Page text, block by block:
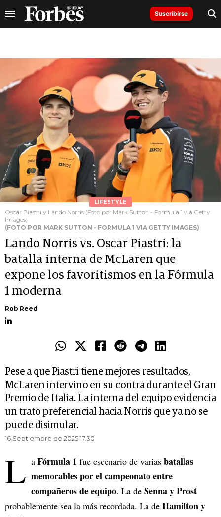
Suscribirse
LIFESTYLE
Oscar Piastri y Lando Norris (Foto por Mark Sutton - Formula 1 via Getty
Images)
(FOTO POR MARK SUTTON - FORMULA 1 VIA GETTY IMAGES)
Lando Norris vs. Oscar Piastri: la
batalla interna de McLaren que
expone los favoritismos en la Fórmula
1 moderna
Rob Reed
Pese a que Piastri tiene mejores resultados,
McLaren intervino en su contra durante el Gran
Premio de Italia. La interna del equipo evidencia
un trato preferencial hacia Norris que ya no se
puede disimular.
16 Septiembre de 2025 17.30
L a Fórmula 1 fue escenario de varias batallas
memorables por el campeonato entre
compañeros de equipo. La de Senna y Prost
probablemente sea la más recordada. La de Hamilton y